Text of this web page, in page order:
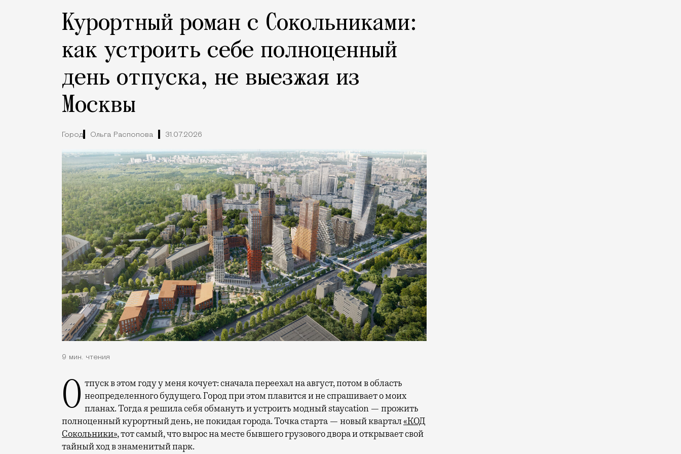
Курортный роман с Сокольниками:
как устроить себе полноценный
день отпуска, не выезжая из
Москвы
Город Ольга Распопова 31.07.2026
9 мин. чтения
Отпуск в этом году у меня кочует: сначала переехал на август, потом в область неопределенного будущего. Город при этом плавится и не спрашивает о моих
планах. Тогда я решила себя обмануть и устроить модный staycation — прожить
полноценный курортный день, не покидая города. Точка старта — новый квартал«КОД
Сокольники», тот самый, что вырос на месте бывшего грузового двора и открывает свой
тайный ход в знаменитый парк.